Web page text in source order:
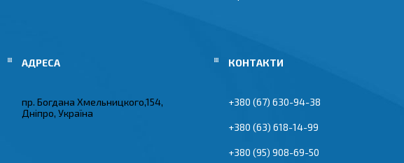
пр. Богдана Хмельницкого,154,
Дніпро, Україна
+380 (67) 630-94-38
+380 (63) 618-14-99
+380 (95) 908-69-50